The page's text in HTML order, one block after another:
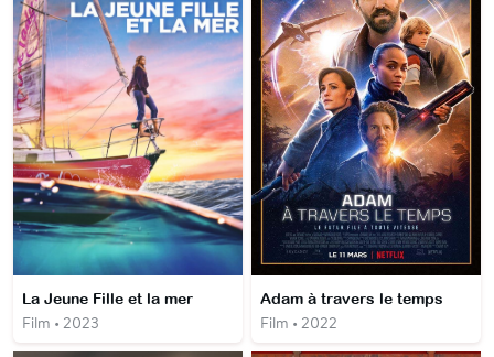
La Jeune Fille et la mer
Film • 2023
Adam à travers le temps
Film • 2022